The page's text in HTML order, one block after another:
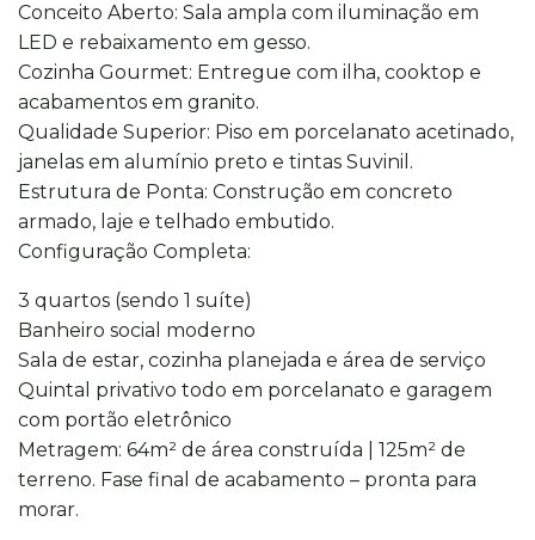
Conceito Aberto: Sala ampla com iluminação em
LED e rebaixamento em gesso.
Cozinha Gourmet: Entregue com ilha, cooktop e
acabamentos em granito.
Qualidade Superior: Piso em porcelanato acetinado,
janelas em alumínio preto e tintas Suvinil.
Estrutura de Ponta: Construção em concreto
armado, laje e telhado embutido.
Configuração Completa:
3 quartos (sendo 1 suíte)
Banheiro social moderno
Sala de estar, cozinha planejada e área de serviço
Quintal privativo todo em porcelanato e garagem
com portão eletrônico
Metragem: 64m² de área construída | 125m² de
terreno. Fase final de acabamento – pronta para
morar.